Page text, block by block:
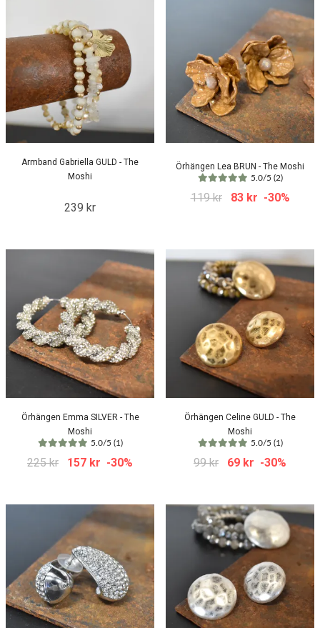
Armband Gabriella GULD - The
Moshi
239 kr
Örhängen Lea BRUN - The Moshi
5.0/5 (2)
119 kr 83 kr -30%
Örhängen Emma SILVER - The
Moshi
5.0/5 (1)
225 kr 157 kr -30%
Örhängen Celine GULD - The
Moshi
5.0/5 (1)
99 kr 69 kr -30%